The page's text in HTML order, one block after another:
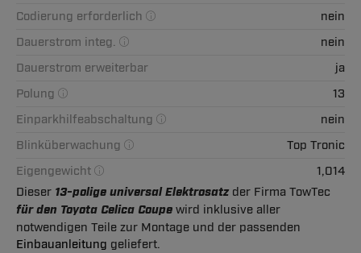
Codierung erforderlich
nein
Dauerstrom integ.
nein
Dauerstrom erweiterbar
ja
Polung
13
Einparkhilfeabschaltung
nein
Blinküberwachung
Top Tronic
Eigengewicht
1,014
Dieser 13-polige universal Elektrosatz der Firma TowTec
für den Toyota Celica Coupe wird inklusive aller
notwendigen Teile zur Montage und der passenden
Einbauanleitung geliefert.